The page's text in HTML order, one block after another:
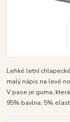
Lehké letní
malý nápis na levé
V pase je guma,
95% bavlna, 5%